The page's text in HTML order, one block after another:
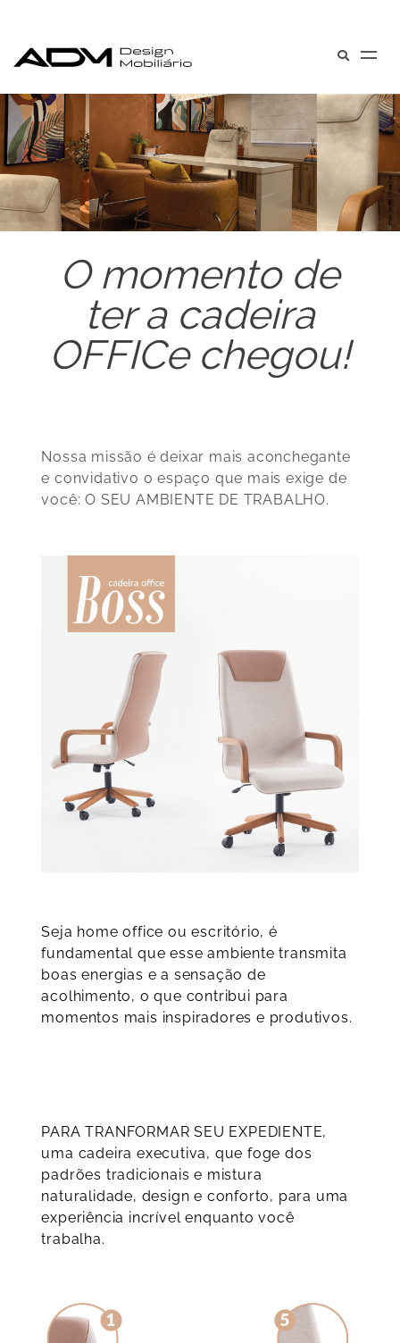
O momento de
ter a cadeira
OFFICe chegou!
Nossa missão é deixar mais aconchegante
e convidativo o espaço que mais exige de
você:O SEU AMBIENTE DE TRABALHO.
Seja home office ou escritório, é
fundamental que esse ambiente transmita
boas energias e a sensação de
acolhimento, o que contribui para
momentos mais inspiradores e produtivos.
PARA TRANFORMAR SEU EXPEDIENTE,
uma cadeira executiva, que foge dos
padrões tradicionais e mistura
naturalidade, design e conforto, para uma
experiência incrível enquanto você
trabalha.